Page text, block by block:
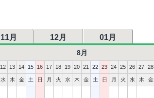
11月 12月 01月
8月
12 13 14 15 16 17 18 19 20 21 22 23 24 25 26 27 28
水 木 金 土 日 月 火 水 木 金 土 日 月 火 水 木 金